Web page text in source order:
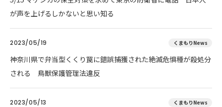
が声を上げるしかないと思い知る
2023/05/19 くまもりNews
神奈川県で弁当型くくり罠に錯誤捕獲された絶滅危惧種が殺処分
される 鳥獣保護管理法違反
2023/05/13 くまもりNews